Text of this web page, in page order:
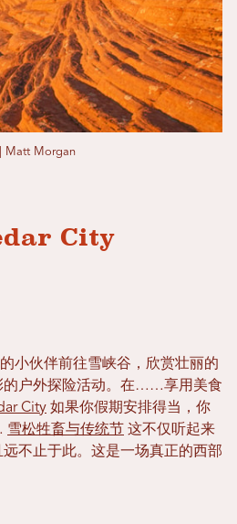
Matt Morgan
City
小伙伴前往雪峡谷，欣赏壮丽的
的户外探险活动。在……享用美食
City 如果你假期安排得当，你
雪松牲畜与传统节 这不仅听起来
不止于此。这是一场真正的西部